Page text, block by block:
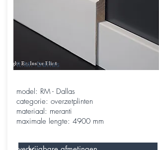
R.M.-Dallas
model: RM - Dallas
categorie: overzetplinten
materiaal: meranti
maximale lengte: 4900 mm